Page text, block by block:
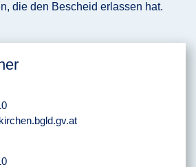
die den Bescheid erlassen hat.